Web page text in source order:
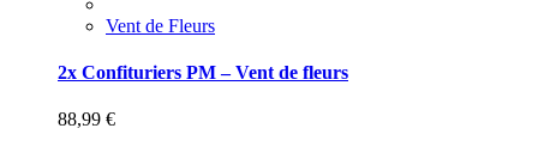
Vent de Fleurs
2x Confituriers PM – Vent de fleurs
88,99 €